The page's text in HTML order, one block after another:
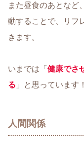
また昼食のあとなど
動することで、リフ
きます。
いまでは「 健康でさ
る 」と思っています！
人間関係